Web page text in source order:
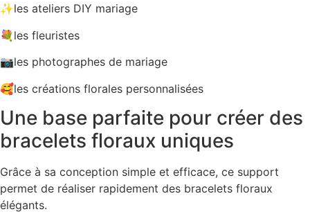
✨les ateliers DIY mariage
💐les fleuristes
📷les photographes de mariage
🥰les créations florales personnalisées
Une base parfaite pour créer des
bracelets floraux uniques
Grâce à sa conception simple et efficace, ce support
permet de réaliser rapidement des bracelets floraux
élégants.